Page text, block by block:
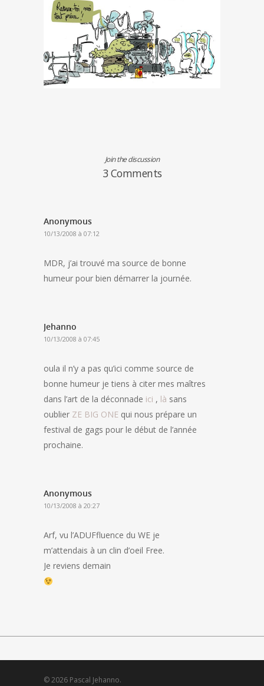
Join the discussion
3 Comments
Anonymous
10/13/2008 à 07:12
MDR, j’ai trouvé ma source de bonne
humeur pour bien démarrer la journée.
Jehanno
10/13/2008 à 07:45
oula il n’y a pas qu’ici comme source de
bonne humeur je tiens à citer mes maîtres
dans l’art de la déconnade ici , là sans
oublier ZE BIG ONE qui nous prépare un
festival de gags pour le début de l’année
prochaine.
Anonymous
10/13/2008 à 20:27
Arf, vu l’ADUFfluence du WE je
m’attendais à un clin d’oeil Free.
Je reviens demain
© 2026 Pascal Jehanno.